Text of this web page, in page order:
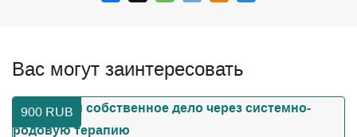
Вас могут заинтересовать
900 RUB